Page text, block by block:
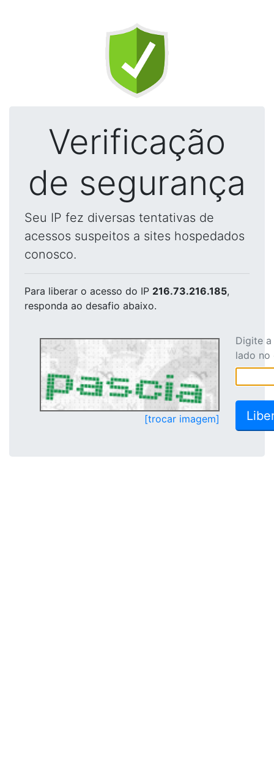
Verificação
de segurança
Seu IP fez diversas tentativas de
acessos suspeitos a sites hospedados
conosco.
Para liberar o acesso do IP 216.73.216.185,
responda ao desafio abaixo.
[trocar imagem]
Digite
lado no